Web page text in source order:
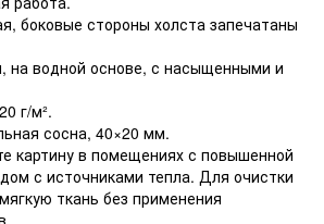
боковые стороны холста запечатаны
на водной основе, с насыщенными и
г/м².
сосна, 40×20 мм.
картину в помещениях с повышенной
с источниками тепла. Для очистки
ткань без применения